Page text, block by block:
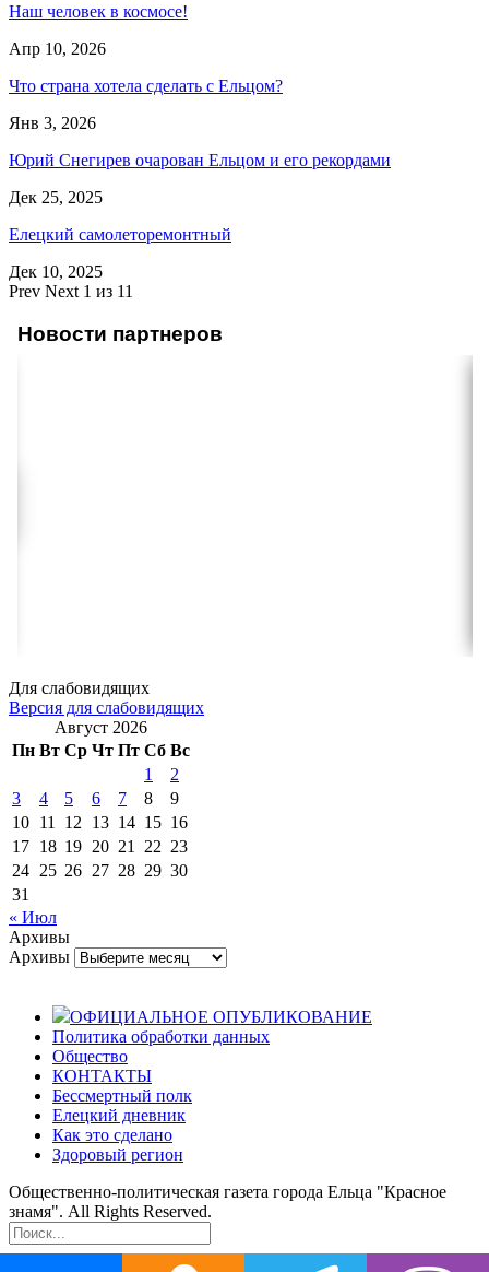
Наш человек в космосе!
Апр 10, 2026
Что страна хотела сделать с Ельцом?
Янв 3, 2026
Юрий Снегирев очарован Ельцом и его рекордами
Дек 25, 2025
Елецкий самолеторемонтный
Дек 10, 2025
Prev Next 1 из 11
Новости партнеров
Для слабовидящих
Версия для слабовидящих
Август 2026
Пн Вт Ср Чт Пт Сб Вс
1
2
3
4 5 6 7 8
9
10 11 12 13 14 15 16
17 18 19 20 21 22 23
24 25 26 27 28 29 30
31
« Июл
Архивы
Архивы
ОФИЦИАЛЬНОЕ ОПУБЛИКОВАНИЕ
Политика обработки данных
Общество
КОНТАКТЫ
Бессмертный полк
Елецкий дневник
Как это сделано
Здоровый регион
Общественно-политическая газета города Ельца "Красное
знамя". All Rights Reserved.